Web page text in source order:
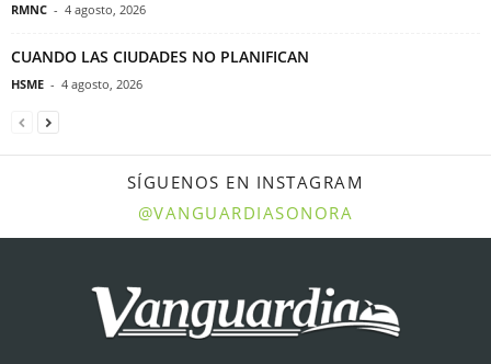
RMNC - 4 agosto, 2026
CUANDO LAS CIUDADES NO PLANIFICAN
HSME - 4 agosto, 2026
SÍGUENOS EN INSTAGRAM
@VANGUARDIASONORA